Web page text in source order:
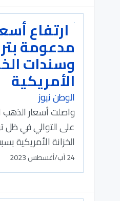
ارتفاع
مدعومة
وسندات
الأمريكية
الوطن نيوز
واصلت أسعار الذهب
على التوالي في ظل
الخزانة الأمريكية
24 آب/أغسطس 2023